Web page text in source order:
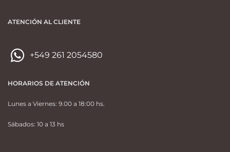
ATENCIÓN AL CLIENTE
+549 261 2054580
HORARIOS DE ATENCIÓN
Lunes a Viernes: 9.00 a 18:00 hs.
Sábados: 10 a 13 hs